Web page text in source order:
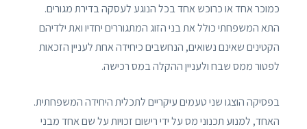
כמוכר אחד או כרוכש אחד בכל הנוגע לעסקה בדירת מגורים.
התא המשפחתי כולל את בני הזוג המתגוררים יחדיו ואת ילדיהם
הקטינים שאינם נשואים, הנחשבים כיחידה אחת לעניין הזכאות
לפטור ממס שבח ולעניין ההקלה במס רכישה.
בפסיקה הוצגו שני טעמים עיקריים לתכלית היחידה המשפחתית.
האחד, למנוע תכנוני מס על ידי רישום זכויות על שם אחד מבני